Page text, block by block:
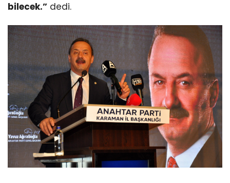
bilecek.” dedi.